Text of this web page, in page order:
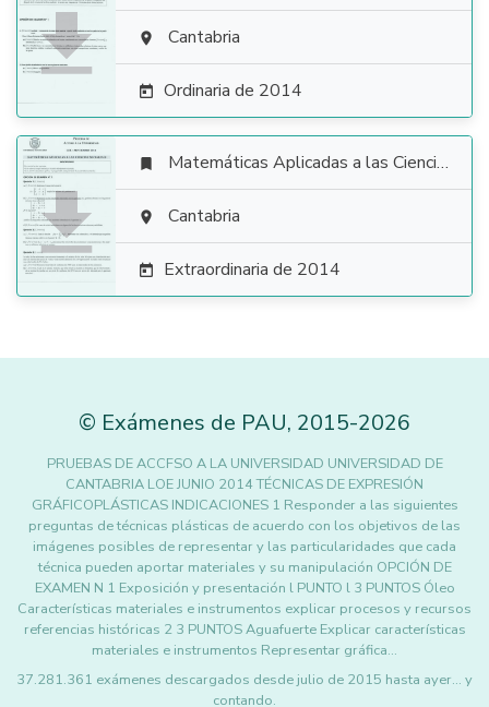
  Cantabria
 Ordinaria de 2014

 Matemáticas Aplicadas a las Ciencias Sociales
 Cantabria
 Extraordinaria de 2014
© Exámenes de PAU, 2015-2026
PRUEBAS DE ACCFSO A LA UNIVERSIDAD UNIVERSIDAD DE
CANTABRIA LOE JUNIO 2014 TÉCNICAS DE EXPRESIÓN
GRÁFICOPLÁSTICAS INDICACIONES 1 Responder a las siguientes
preguntas de técnicas plásticas de acuerdo con los objetivos de las
imágenes posibles de representar y las particularidades que cada
técnica pueden aportar materiales y su manipulación OPCIÓN DE
EXAMEN N 1 Exposición y presentación l PUNTO l 3 PUNTOS Óleo
Características materiales e instrumentos explicar procesos y recursos
referencias históricas 2 3 PUNTOS Aguafuerte Explicar características
materiales e instrumentos Representar gráfica…
37.281.361 exámenes descargados desde julio de 2015 hasta ayer... y
contando.